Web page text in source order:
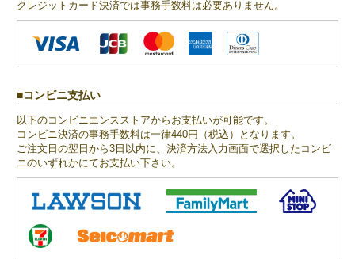
クレジットカード決済では事務手数料は必要ありません。
コンビニ支払い
以下のコンビニエンスストアからお支払いが可能です。
コンビニ決済の事務手数料は一律440円（税込）となります。
ご注文日の翌日から3日以内に、決済方法入力画面で選択したコンビ
ニのいずれかにてお支払い下さい。